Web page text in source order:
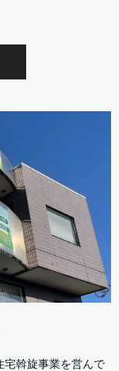
宅斡旋事業を営んで